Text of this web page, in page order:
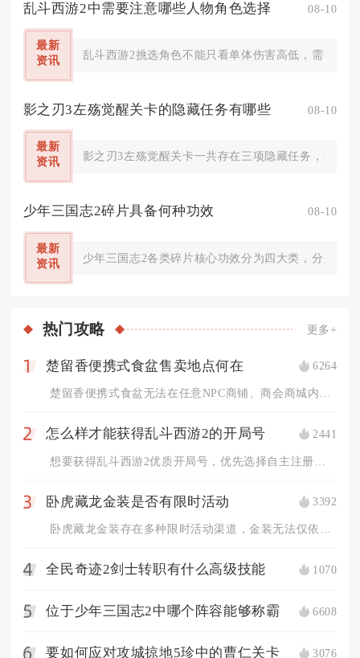
乱斗西游2中需要注意哪些人物角色选择 08-10
最新
资讯
乱斗西游2挑选角色不能只看单体伤害高低，需要兼
影之刃3左殇觉醒关卡的隐藏任务有哪些 08-10
最新
资讯
影之刃3左殇觉醒关卡一共存在三项隐藏任务，分别
少年三国志2碎片具备何种功效 08-10
最新
资讯
少年三国志2各类碎片核心功效分为四大类，分别是
热门攻略 更多+
楚留香便携式食盆售卖地点何在 6264
楚留香便携式食盆无法在任意NPC商铺、商会商城内直接购买，不...
2 怎么样才能获得乱斗西游2的开局号 2441
3 卧虎藏龙金装是否有限时活动 3392
4 全民奇迹2剑士转职有什么高级技能 1070
5 位于少年三国志2中哪个阵容能够称霸 6608
6 要如何应对攻城掠地5珍中的曹仁关卡 3076